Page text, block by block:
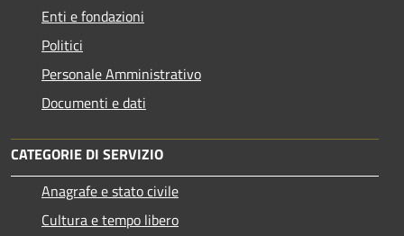
Enti e fondazioni
Politici
Personale Amministrativo
Documenti e dati
CATEGORIE DI SERVIZIO
Anagrafe e stato civile
Cultura e tempo libero